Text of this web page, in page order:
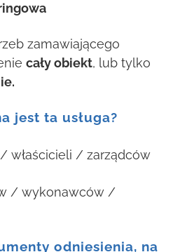
zamawiającego
cały obiekt, lub tylko
jest ta usługa?
właścicieli / zarządców
/ wykonawców /
odniesienia, na